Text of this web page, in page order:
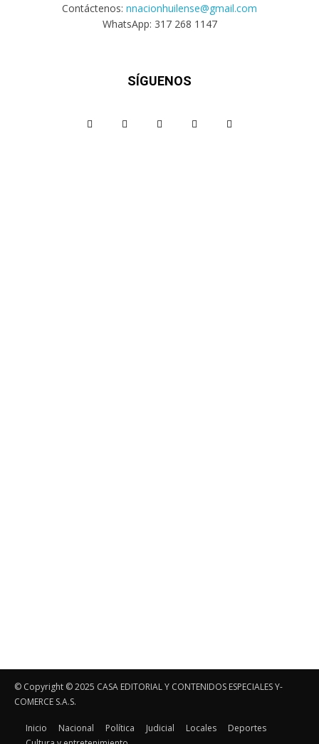
Contáctenos: nnacionhuilense@gmail.com
WhatsApp: 317 268 1147
SÍGUENOS
© Copyright ©️ 2025 CASA EDITORIAL Y CONTENIDOS ESPECIALES Y-
COMERCE S.A.S.
Inicio Nacional Política Judicial Locales
Deportes